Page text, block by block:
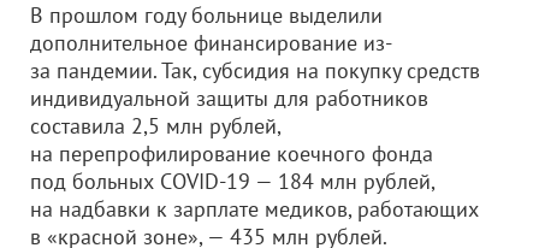
В прошлом году больнице выделили
дополнительное финансирование из-
за пандемии. Так, субсидия на покупку средств
индивидуальной защиты для работников
составила 2,5 млн рублей,
на перепрофилирование коечного фонда
под больных COVID-19 — 184 млн рублей,
на надбавки к зарплате медиков, работающих
в «красной зоне», — 435 млн рублей.